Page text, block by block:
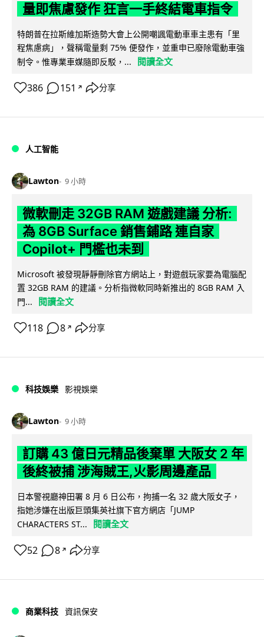
量即焦慮發作 狂言一手終結電車指令
特朗普在拉斯維加斯造勢大會上公開嘲諷電動車車主患有「里
程焦慮病」，聲稱電量剩 75% 便發作，並重申已廢除電動車強
制令。惟專業車媒隨即反駁，...
閱讀全文
386 151 ↗ 分享
人工智能
Lawton 9 小時
微軟刪走 32GB RAM 遊戲建議 分析:
為 8GB Surface 銷售鋪路 連自家
Copilot+ 門檻也未到
Microsoft 被發現靜靜刪除官方網站上，對遊戲玩家要為電腦配
置 32GB RAM 的建議。分析指微軟同時新推出的 8GB RAM 入
門...
閱讀全文
118 8 ↗ 分享
科技娛樂 影視娛樂
Lawton 9 小時
訂購 43 億日元精品後棄單 大阪女 2 年
後終被捕 涉海賊王,火影周邊產品
日本警視廳神田署 8 月 6 日公布，拘捕一名 32 歲大阪女子，
指她涉嫌在出版巨頭集英社旗下官方網店「JUMP
CHARACTERS ST...
閱讀全文
52 8 ↗ 分享
商業科技 資訊保安